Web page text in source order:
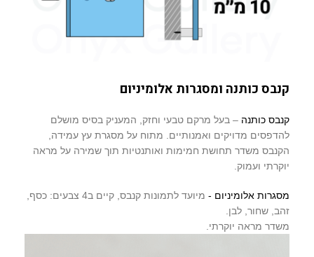
קנבס כותנה ומסגרות אלומיניום
קנבס כותנה – בעל מרקם טבעי וחזק, המעניק בסיס מושלם
להדפסים מדויקים ואמנותיים. מתוח על מסגרת עץ עמידה,
הקנבס משדר תחושת חמימות ואותנטיות תוך שמירה על מראה
יוקרתי ועמוק.
מסגרות אלומיניום -
מיועד לתמונות קנבס, קיים ב4 צבעים: כסף,
זהב, שחור, לבן.
משדר מראה יוקרתי.